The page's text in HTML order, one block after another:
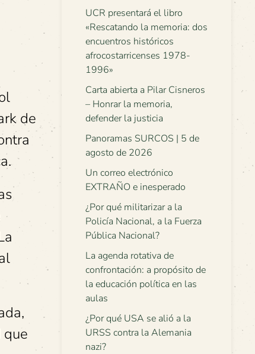
de
que
UCR presentará el libro
«Rescatando la memoria: dos
encuentros históricos
afrocostarricenses 1978-
1996»
Carta abierta a Pilar Cisneros
– Honrar la memoria,
defender la justicia
Panoramas SURCOS | 5 de
agosto de 2026
Un correo electrónico
EXTRAÑO e inesperado
¿Por qué militarizar a la
Policía Nacional, a la Fuerza
Pública Nacional?
La agenda rotativa de
confrontación: a propósito de
la educación política en las
aulas
¿Por qué USA se alió a la
URSS contra la Alemania
nazi?